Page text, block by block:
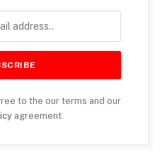
to the our terms and our
agreement.